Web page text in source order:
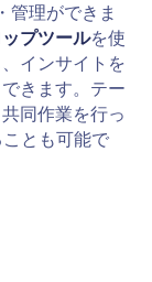
管理ができま
プツールを使
インサイトを
きます。テー
同作業を行っ
とも可能で